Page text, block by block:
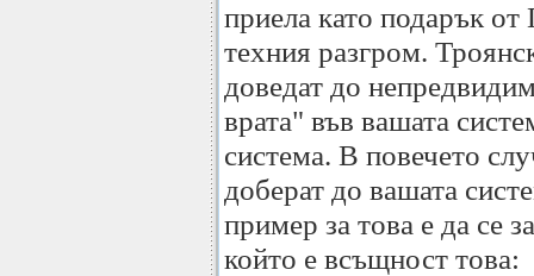
приела като подарък от
техния разгром.
доведат до
врата" във вашата
система. В повечето
доберат до вашата
пример за това е да се
който е всъщност това: